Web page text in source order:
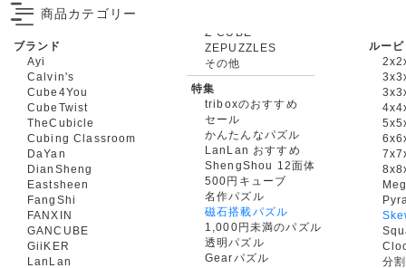
商品カテゴリー
ブランド
Ayi
Calvin's
Cube4You
CubeTwist
TheCubicle
Cubing Classroom
DaYan
DianSheng
Eastsheen
FangShi
FANXIN
GANCUBE
GiiKER
LanLan
ZEPUZZLES
その他
特集
triboxのおすすめ
セール
かんたんなパズル
LanLan おすすめ
ShengShou 12面体
500円キューブ
名作パズル
磁石搭載パズル
1,000円未満のパズル
透明パズル
Gearパズル
ルー
分